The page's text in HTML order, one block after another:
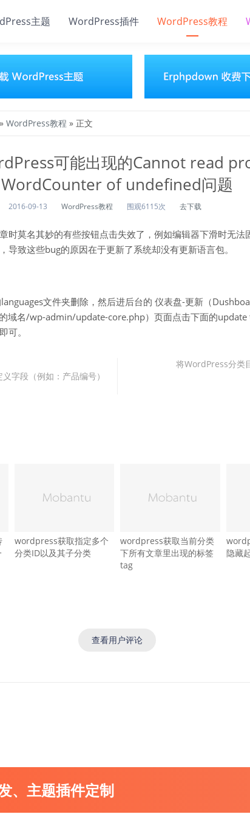
主题 WordPress插件 WordPress教程
» WordPress教程 » 正文
可能出现的Cannot read
WordCounter of undefined问题
2016-09-13 WordPress教程 围观6115次 去下载
时莫名其妙的有些按钮点击失效了，例如编辑器下滑时无法
导致这些bug的原因在于更新了系统却没有更新语言包。
文件夹删除，然后进后台的 仪表盘-更新（
域名/wp-admin/update-core.php）页面点击下面的update
可。
字段（例如：产品编号）
将WordPress分类
wordpress获取指定多个
分类ID以及其子分类
wordpress获取当前分类
下所有文章里出现的标签
tag
隐藏
查看用户评论
、主题插件定制